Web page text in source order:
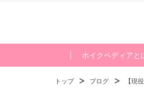
ホイクペディアと
トップ ブログ 【現